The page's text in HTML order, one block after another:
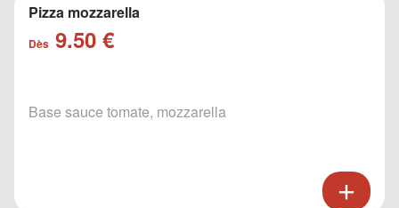
Pizza mozzarella
Dès 9.50 €
Base sauce tomate, mozzarella